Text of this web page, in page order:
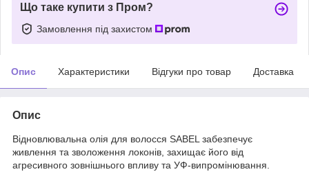
Що таке купити з Пром?
Замовлення під захистом
Опис Характеристики Відгуки про товар Доставка
Опис
Відновлювальна олія для волосся SABEL забезпечує
живлення та зволоження локонів, захищає його від
агресивного зовнішнього впливу та УФ-випромінювання.